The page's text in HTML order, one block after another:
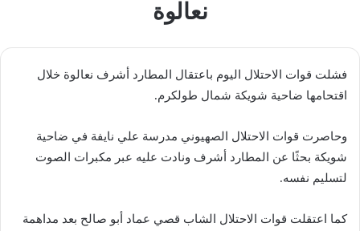
نعالوة
فشلت قوات الاحتلال اليوم باعتقال المطارد أشرف نعالوة خلال
اقتحامها ضاحية شويكة شمال طولكرم.
وحاصرت قوات الاحتلال الصهيوني مدرسة علي نايفة في ضاحية
شويكة بحثًا عن المطارد أشرف ونادت عليه عبر مكبرات الصوت
لتسليم نفسه.
كما اعتقلت قوات الاحتلال الشاب قصي عماد أبو صالح بعد مداهمة